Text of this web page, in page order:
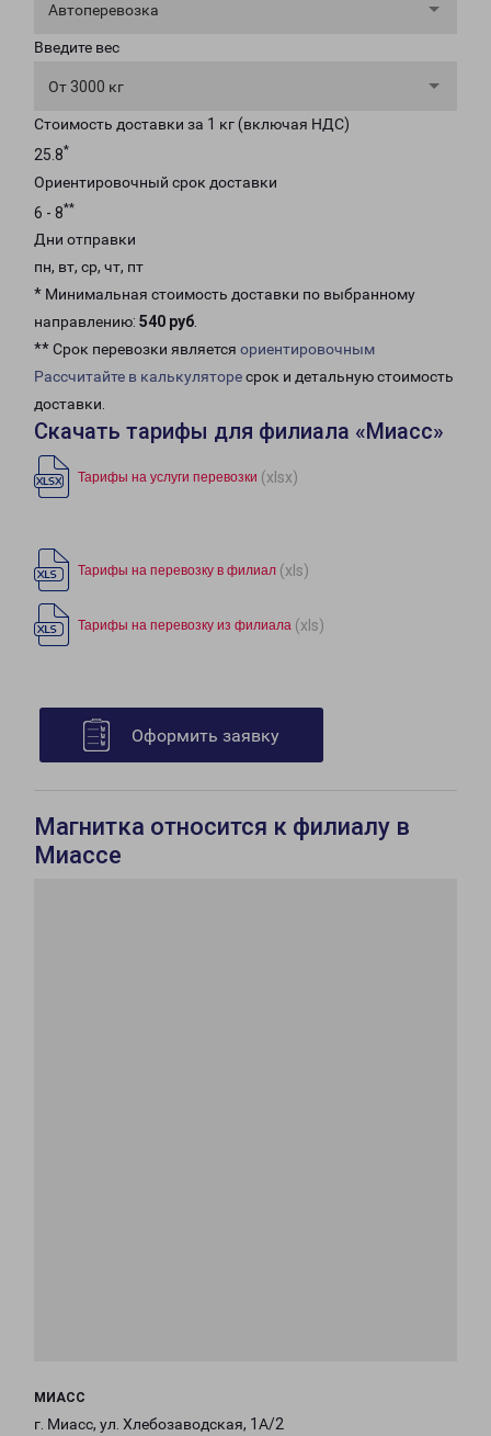
Автоперевозка
Введите вес
От 3000 кг
Стоимость доставки за 1 кг (включая НДС)
25.8*
Ориентировочный срок доставки
6 - 8**
Дни отправки
пн, вт, ср, чт, пт
* Минимальная стоимость доставки по выбранному
направлению: 540 руб.
** Срок перевозки является ориентировочным
Рассчитайте в калькуляторесрок и детальную стоимость
доставки.
Скачать тарифы для филиала «Миасс»
Тарифы на услуги перевозки (xlsx)
Тарифы на перевозку в филиал (xls)
Тарифы на перевозку из филиала (xls)
Оформить заявку
Магнитка относится к филиалу в
Миассе
МИАСС
г. Миасс, ул. Хлебозаводская, 1А/2